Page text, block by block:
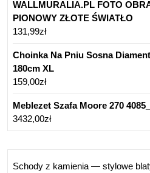
WALLMURALIA.PL FOTO
PIONOWY ZŁOTE ŚWIATŁO
131,99zł
Choinka Na Pniu Sosna
180cm XL
159,00zł
Meblezet Szafa Moore 270
3432,00zł
Schody z kamienia — stylowe